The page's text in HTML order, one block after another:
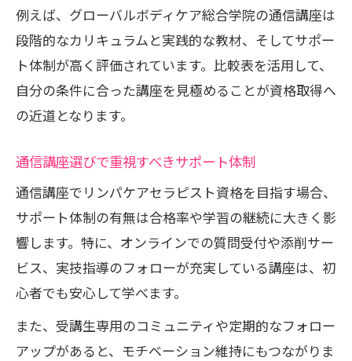
例えば、グローバルボディケア総合学院の通信講座は
段階的なカリキュラムと実践的な教材、そしてサポー
ト体制が高く評価されています。比較表を活用して、
自分の条件に合った講座を見極めることが資格取得へ
の近道となります。
通信講座選びで重視すべきサポート体制
通信講座でリンパケアセラピスト資格を目指す場合、
サポート体制の有無は合格率や学習の継続に大きく影
響します。特に、オンラインでの質問受付や添削サー
ビス、実技指導のフォローが充実している講座は、初
心者でも安心して学べます。
また、受講生専用のコミュニティや定期的なフォロー
アップがあると、モチベーション維持にもつながりま